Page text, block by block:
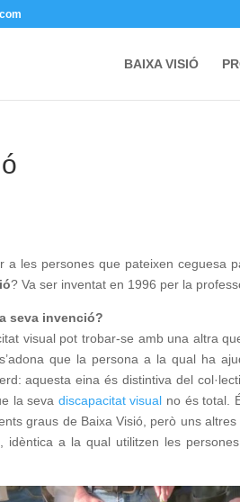
BAIXA VISIÓ
a les persones que pateixen ceguesa
? Va ser inventat en 1996 per la
seva invenció?
visual pot trobar-se amb una altra
que la persona a la qual ha
aquesta eina és distintiva del
la seva discapacitat visual no és total.
graus de Baixa Visió, però uns
idèntica a la qual utilitzen les